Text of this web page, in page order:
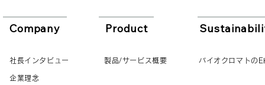
Company
社長インタビュー
企業理念
Product
製品/サービス概要 バイオクロマトの